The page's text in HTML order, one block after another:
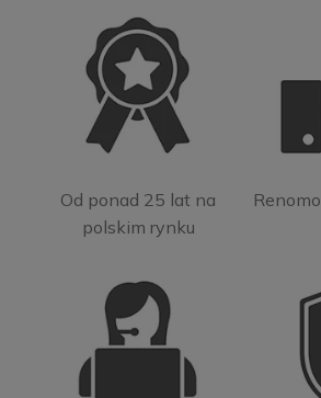
Od ponad 25 lat na
polskim rynku